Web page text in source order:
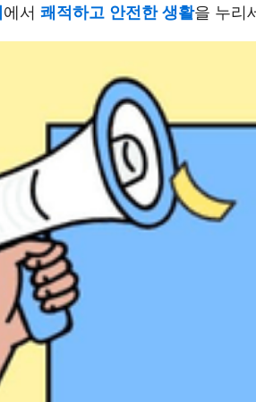
에서 쾌적하고 안전한 생활을 누리